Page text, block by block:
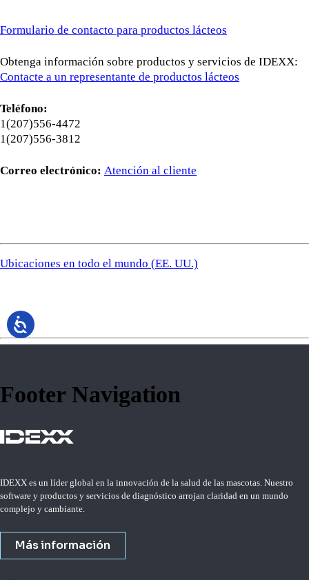
Formulario de contacto para productos lácteos
Obtenga información sobre productos y servicios de IDEXX:
Contacte a un representante de productos lácteos
Teléfono:
1(207)556-4472
1(207)556-3812
Correo electrónico: Atención al cliente
Ubicaciones en todo el mundo (EE. UU.)
Footer Navigation
IDEXX es un líder global en la innovación de la salud de las mascotas. Nuestro
software y productos y servicios de diagnóstico arrojan claridad en un mundo
complejo y cambiante.
Más información